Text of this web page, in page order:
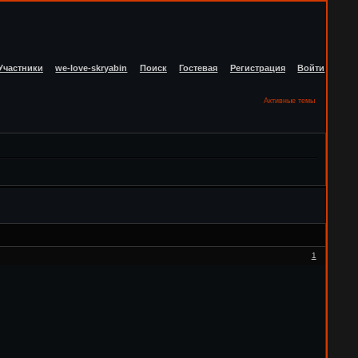
we-love-skryabin Поиск Гостевая Регистрация Войти
Активные темы
1